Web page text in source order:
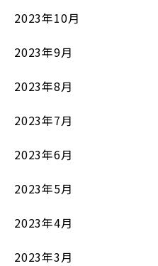
2023年10月
2023年9月
2023年8月
2023年7月
2023年6月
2023年5月
2023年4月
2023年3月